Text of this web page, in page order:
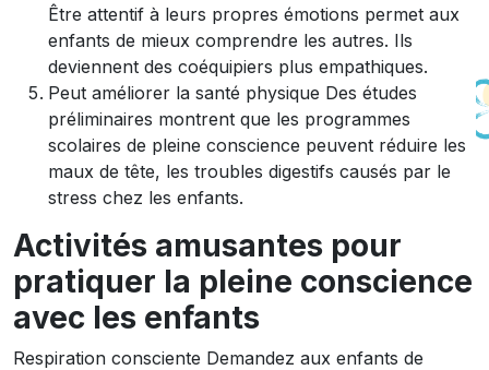
Être attentif à leurs propres émotions permet aux
enfants de mieux comprendre les autres. Ils
deviennent des coéquipiers plus empathiques.
Peut améliorer la santé physique Des études
préliminaires montrent que les programmes
scolaires de pleine conscience peuvent réduire les
maux de tête, les troubles digestifs causés par le
stress chez les enfants.
Activités amusantes pour
pratiquer la pleine conscience
avec les enfants
Respiration consciente Demandez aux enfants de